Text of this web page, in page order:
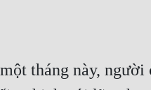
tháng này, người